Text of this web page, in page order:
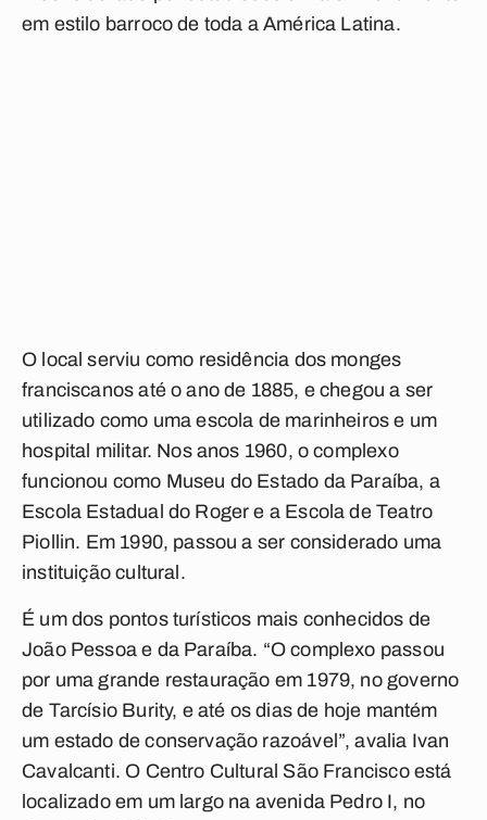
em estilo barroco de toda a América Latina.
O local serviu como residência dos monges
franciscanos até o ano de 1885, e chegou a ser
utilizado como uma escola de marinheiros e um
hospital militar. Nos anos 1960, o complexo
funcionou como Museu do Estado da Paraíba, a
Escola Estadual do Roger e a Escola de Teatro
Piollin. Em 1990, passou a ser considerado uma
instituição cultural.
É um dos pontos turísticos mais conhecidos de
João Pessoa e da Paraíba. “O complexo passou
por uma grande restauração em 1979, no governo
de Tarcísio Burity, e até os dias de hoje mantém
um estado de conservação razoável”, avalia Ivan
Cavalcanti. O Centro Cultural São Francisco está
localizado em um largo na avenida Pedro I, no